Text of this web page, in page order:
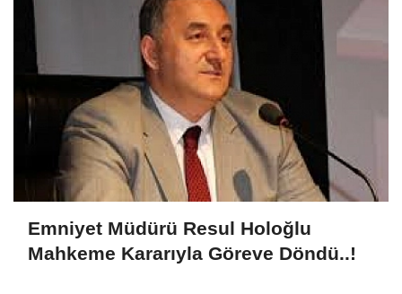
Emniyet Müdürü Resul Holoğlu
Mahkeme Kararıyla Göreve Döndü..!